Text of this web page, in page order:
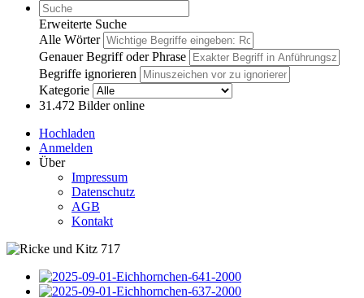
Erweiterte Suche
Alle Wörter
Genauer Begriff oder Phrase
Begriffe ignorieren
Kategorie
31.472 Bilder online
Hochladen
Anmelden
Über
Impressum
Datenschutz
AGB
Kontakt